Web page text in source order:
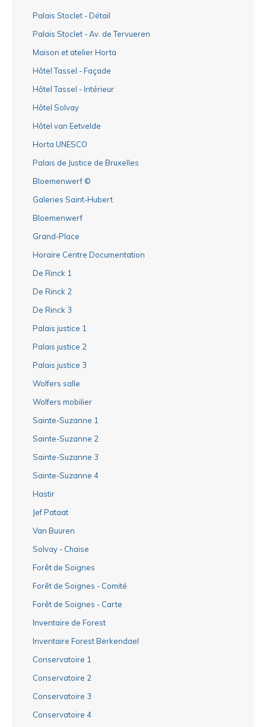
Palais Stoclet - Détail
Palais Stoclet - Av. de Tervueren
Maison et atelier Horta
Hôtel Tassel - Façade
Hôtel Tassel - Intérieur
Hôtel Solvay
Hôtel van Eetvelde
Horta UNESCO
Palais de Justice de Bruxelles
Bloemenwerf ©
Galeries Saint-Hubert
Bloemenwerf
Grand-Place
Horaire Centre Documentation
De Rinck 1
De Rinck 2
De Rinck 3
Palais justice 1
Palais justice 2
Palais justice 3
Wolfers salle
Wolfers mobilier
Sainte-Suzanne 1
Sainte-Suzanne 2
Sainte-Suzanne 3
Sainte-Suzanne 4
Hastir
Jef Pataat
Van Buuren
Solvay - Chaise
Forêt de Soignes
Forêt de Soignes - Comité
Forêt de Soignes - Carte
Inventaire de Forest
Inventaire Forest Berkendael
Conservatoire 1
Conservatoire 2
Conservatoire 3
Conservatoire 4